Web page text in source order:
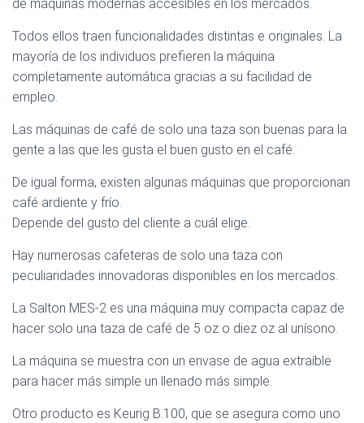
de máquinas modernas accesibles en los mercados.
Todos ellos traen funcionalidades distintas e originales. La
mayoría de los individuos prefieren la máquina
completamente automática gracias a su facilidad de
empleo.
Las máquinas de café de solo una taza son buenas para la
gente a las que les gusta el buen gusto en el café.
De igual forma, existen algunas máquinas que proporcionan
café ardiente y frío.
Depende del gusto del cliente a cuál elige.
Hay numerosas cafeteras de solo una taza con
peculiaridades innovadoras disponibles en los mercados.
La Salton MES-2 es una máquina muy compacta capaz de
hacer solo una taza de café de 5 oz o diez oz al unísono.
La máquina se muestra con un envase de agua extraíble
para hacer más simple un llenado más simple.
Otro producto es Keurig B.100, que se asegura como uno